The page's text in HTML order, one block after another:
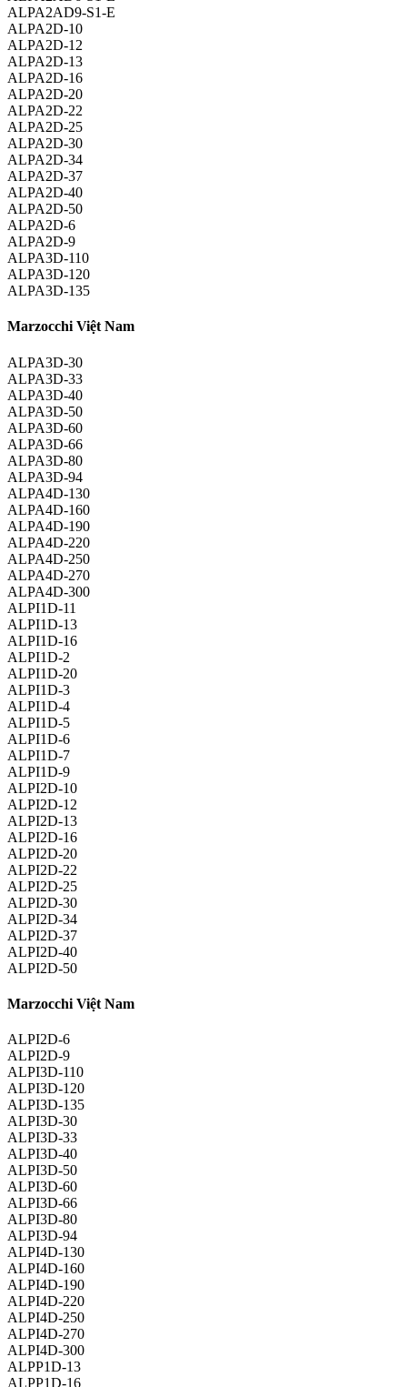
ALPA2AD9-S1-E
ALPA2D-10
ALPA2D-12
ALPA2D-13
ALPA2D-16
ALPA2D-20
ALPA2D-22
ALPA2D-25
ALPA2D-30
ALPA2D-34
ALPA2D-37
ALPA2D-40
ALPA2D-50
ALPA2D-6
ALPA2D-9
ALPA3D-110
ALPA3D-120
ALPA3D-135
Marzocchi Việt Nam
ALPA3D-30
ALPA3D-33
ALPA3D-40
ALPA3D-50
ALPA3D-60
ALPA3D-66
ALPA3D-80
ALPA3D-94
ALPA4D-130
ALPA4D-160
ALPA4D-190
ALPA4D-220
ALPA4D-250
ALPA4D-270
ALPA4D-300
ALPI1D-11
ALPI1D-13
ALPI1D-16
ALPI1D-2
ALPI1D-20
ALPI1D-3
ALPI1D-4
ALPI1D-5
ALPI1D-6
ALPI1D-7
ALPI1D-9
ALPI2D-10
ALPI2D-12
ALPI2D-13
ALPI2D-16
ALPI2D-20
ALPI2D-22
ALPI2D-25
ALPI2D-30
ALPI2D-34
ALPI2D-37
ALPI2D-40
ALPI2D-50
Marzocchi Việt Nam
ALPI2D-6
ALPI2D-9
ALPI3D-110
ALPI3D-120
ALPI3D-135
ALPI3D-30
ALPI3D-33
ALPI3D-40
ALPI3D-50
ALPI3D-60
ALPI3D-66
ALPI3D-80
ALPI3D-94
ALPI4D-130
ALPI4D-160
ALPI4D-190
ALPI4D-220
ALPI4D-250
ALPI4D-270
ALPI4D-300
ALPP1D-13
ALPP1D-16